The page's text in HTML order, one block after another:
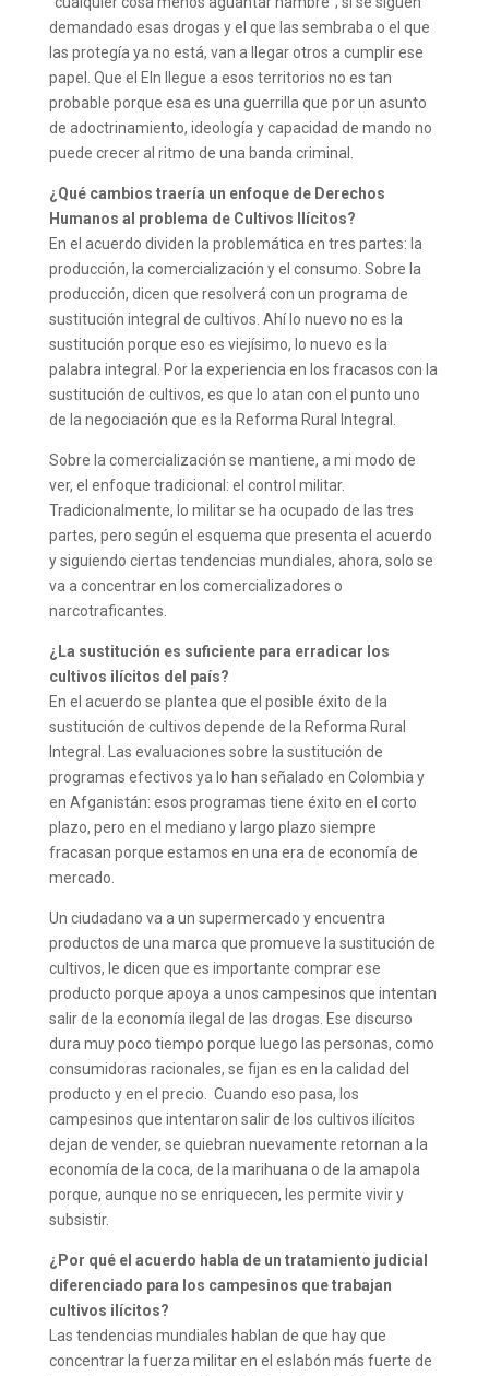
demandado esas drogas y el que las sembraba o el que
las protegía ya no está, van a llegar otros a cumplir ese
papel. Que el Eln llegue a esos territorios no es tan
probable porque esa es una guerrilla que por un asunto
de adoctrinamiento, ideología y capacidad de mando no
puede crecer al ritmo de una banda criminal.
¿Qué cambios traería un enfoque de Derechos
Humanos al problema de Cultivos Ilícitos?
En el acuerdo dividen la problemática en tres partes: la
producción, la comercialización y el consumo. Sobre la
producción, dicen que resolverá con un programa de
sustitución integral de cultivos. Ahí lo nuevo no es la
sustitución porque eso es viejísimo, lo nuevo es la
palabra integral. Por la experiencia en los fracasos con la
sustitución de cultivos, es que lo atan con el punto uno
de la negociación que es la Reforma Rural Integral.
Sobre la comercialización se mantiene, a mi modo de
ver, el enfoque tradicional: el control militar.
Tradicionalmente, lo militar se ha ocupado de las tres
partes, pero según el esquema que presenta el acuerdo
y siguiendo ciertas tendencias mundiales, ahora, solo se
va a concentrar en los comercializadores o
narcotraficantes.
¿La sustitución es suficiente para erradicar los
cultivos ilícitos del país?
En el acuerdo se plantea que el posible éxito de la
sustitución de cultivos depende de la Reforma Rural
Integral. Las evaluaciones sobre la sustitución de
programas efectivos ya lo han señalado en Colombia y
en Afganistán: esos programas tiene éxito en el corto
plazo, pero en el mediano y largo plazo siempre
fracasan porque estamos en una era de economía de
mercado.
Un ciudadano va a un supermercado y encuentra
productos de una marca que promueve la sustitución de
cultivos, le dicen que es importante comprar ese
producto porque apoya a unos campesinos que intentan
salir de la economía ilegal de las drogas. Ese discurso
dura muy poco tiempo porque luego las personas, como
consumidoras racionales, se fijan es en la calidad del
producto y en el precio. Cuando eso pasa, los
campesinos que intentaron salir de los cultivos ilícitos
dejan de vender, se quiebran nuevamente retornan a la
economía de la coca, de la marihuana o de la amapola
porque, aunque no se enriquecen, les permite vivir y
subsistir.
¿Por qué el acuerdo habla de un tratamiento judicial
diferenciado para los campesinos que trabajan
cultivos ilícitos?
Las tendencias mundiales hablan de que hay que
concentrar la fuerza militar en el eslabón más fuerte de